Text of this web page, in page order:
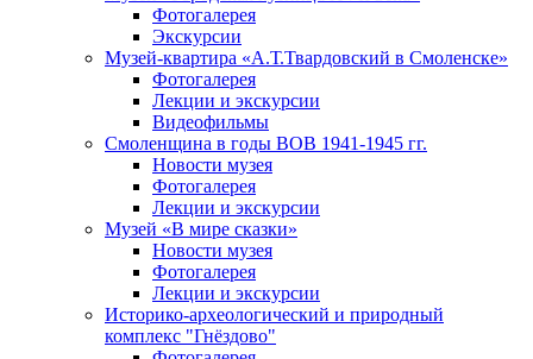
Фотогалерея
Экскурсии
Музей-квартира «А.Т.Твардовский в Смоленске»
Фотогалерея
Лекции и экскурсии
Видеофильмы
Смоленщина в годы ВОВ 1941-1945 гг.
Новости музея
Фотогалерея
Лекции и экскурсии
Музей «В мире сказки»
Новости музея
Фотогалерея
Лекции и экскурсии
Историко-археологический и природный
комплекс "Гнёздово"